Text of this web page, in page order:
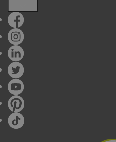
Además, contamos con
entrega s
La decisión entre una
dependerá del espacio
hábitos de lavado. Si